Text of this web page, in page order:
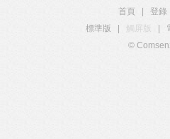
首頁 登錄
標準版
觸屏版
©